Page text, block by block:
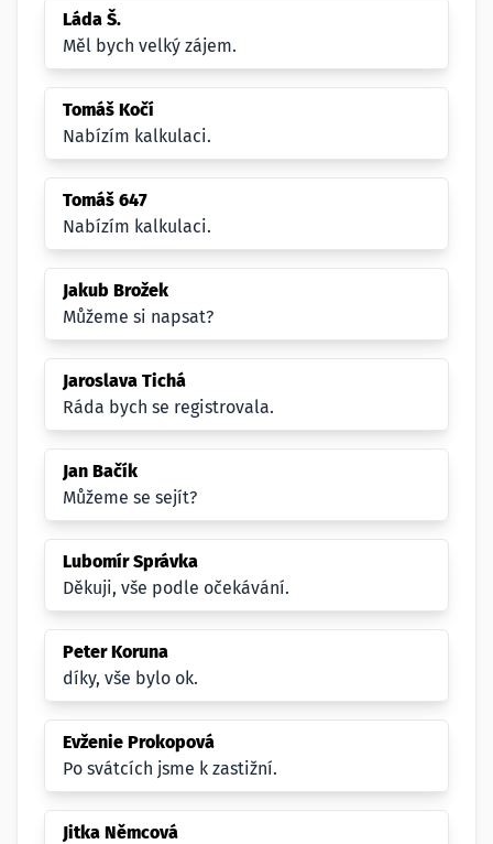
Láda Š.
Měl bych velký zájem.
Tomáš Kočí
Nabízím kalkulaci.
Tomáš 647
Nabízím kalkulaci.
Jakub Brožek
Můžeme si napsat?
Jaroslava Tichá
Ráda bych se registrovala.
Jan Bačík
Můžeme se sejít?
Lubomír Správka
Děkuji, vše podle očekávání.
Peter Koruna
díky, vše bylo ok.
Evženie Prokopová
Po svátcích jsme k zastižní.
Jitka Němcová